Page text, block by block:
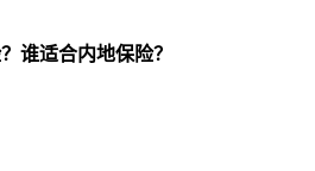
谁适合内地保险？